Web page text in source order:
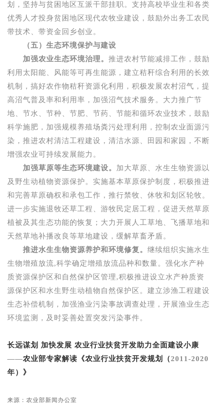
划，坚持与贫困地区互派干部挂职。支持高校毕业生和各类
优秀人才投身贫困地区现代农牧业建设，鼓励外出务工农民
带技术、带资金回乡创业。
（五）生态环境保护与建设
加强农业生态环境治理。 推进农村节能减排工作，鼓励
利用太阳能、风能等可再生能源，建立秸秆综合利用的长效
机制，搞好农作物秸秆资源化利用，积极发展农村沼气，提
高沼气普及率和利用率，加强沼气技术服务。大力推广节
地、节水、节种、节肥、节药、节能和循环农业技术，鼓励
科学施肥，加强规模养殖场粪污处理利用，控制农业面源污
染，推进农村清洁工程建设，清洁水源、田园和家园，不断
增强农业可持续发展能力。
加强草原等生态环境建设。 加大草原、水生生物资源以
及野生动植物资源保护。实施基本草原保护制度，积极推进
和完善草原确权和承包工作，推行禁牧、休牧和划区轮牧。
进一步实施退牧还草工程、游牧民定居工程，促进天然草原
植被及其生态功能的恢复；大力开展人工草地、飞播草地和
天然草地补播改良等草地建设，缓解草畜矛盾。
推进水生生物资源养护和环境修复。 继续组织实施水生
生物增殖放流,科学确定增殖放流品种和数量。强化水产种
质资源保护区和自然保护区管理,积极推进设立水产种质资
源保护区和水生野生动植物自然保护区。建立涉渔工程建设
生态补偿机制，加强渔业污染事故调查处理，开展渔业生态
环境监测，及时妥善处置突发污染事件。
长远谋划 加快发展 农业行业扶贫开发助力全面建设小康
——农业部专家解读《农业行业扶贫开发规划（2011-2020
年）》
来源：农业部新闻办公室